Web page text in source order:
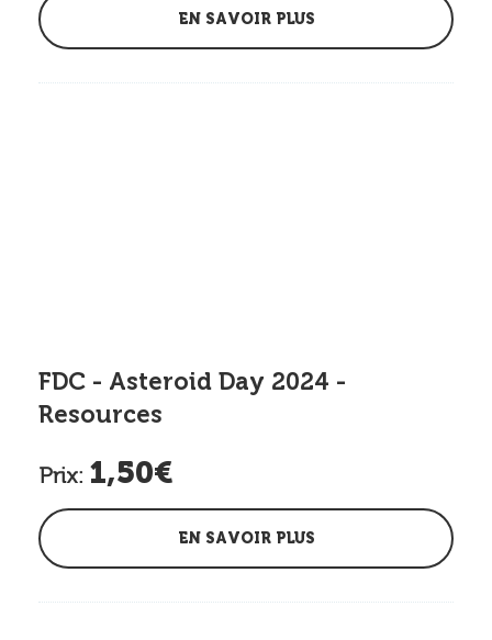
EN SAVOIR PLUS
FDC - Asteroid Day 2024 -
Resources
Prix: 1,50€
EN SAVOIR PLUS